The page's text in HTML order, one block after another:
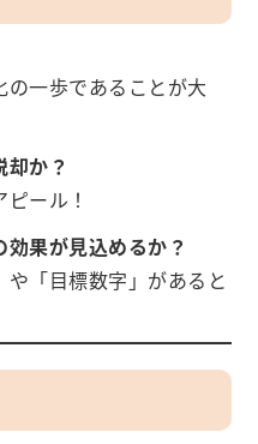
一歩であることが大
却か？
ール！
果が見込めるか？
「目標数字」があると